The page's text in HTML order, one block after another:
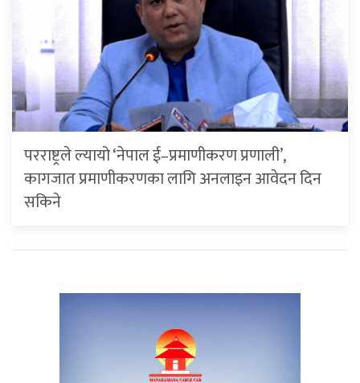
परराष्ट्रले ल्यायो ‘नेपाल ई–प्रमाणीकरण प्रणाली’,
कागजात प्रमाणीकरणका लागि अनलाइन आवेदन दिन
सकिने